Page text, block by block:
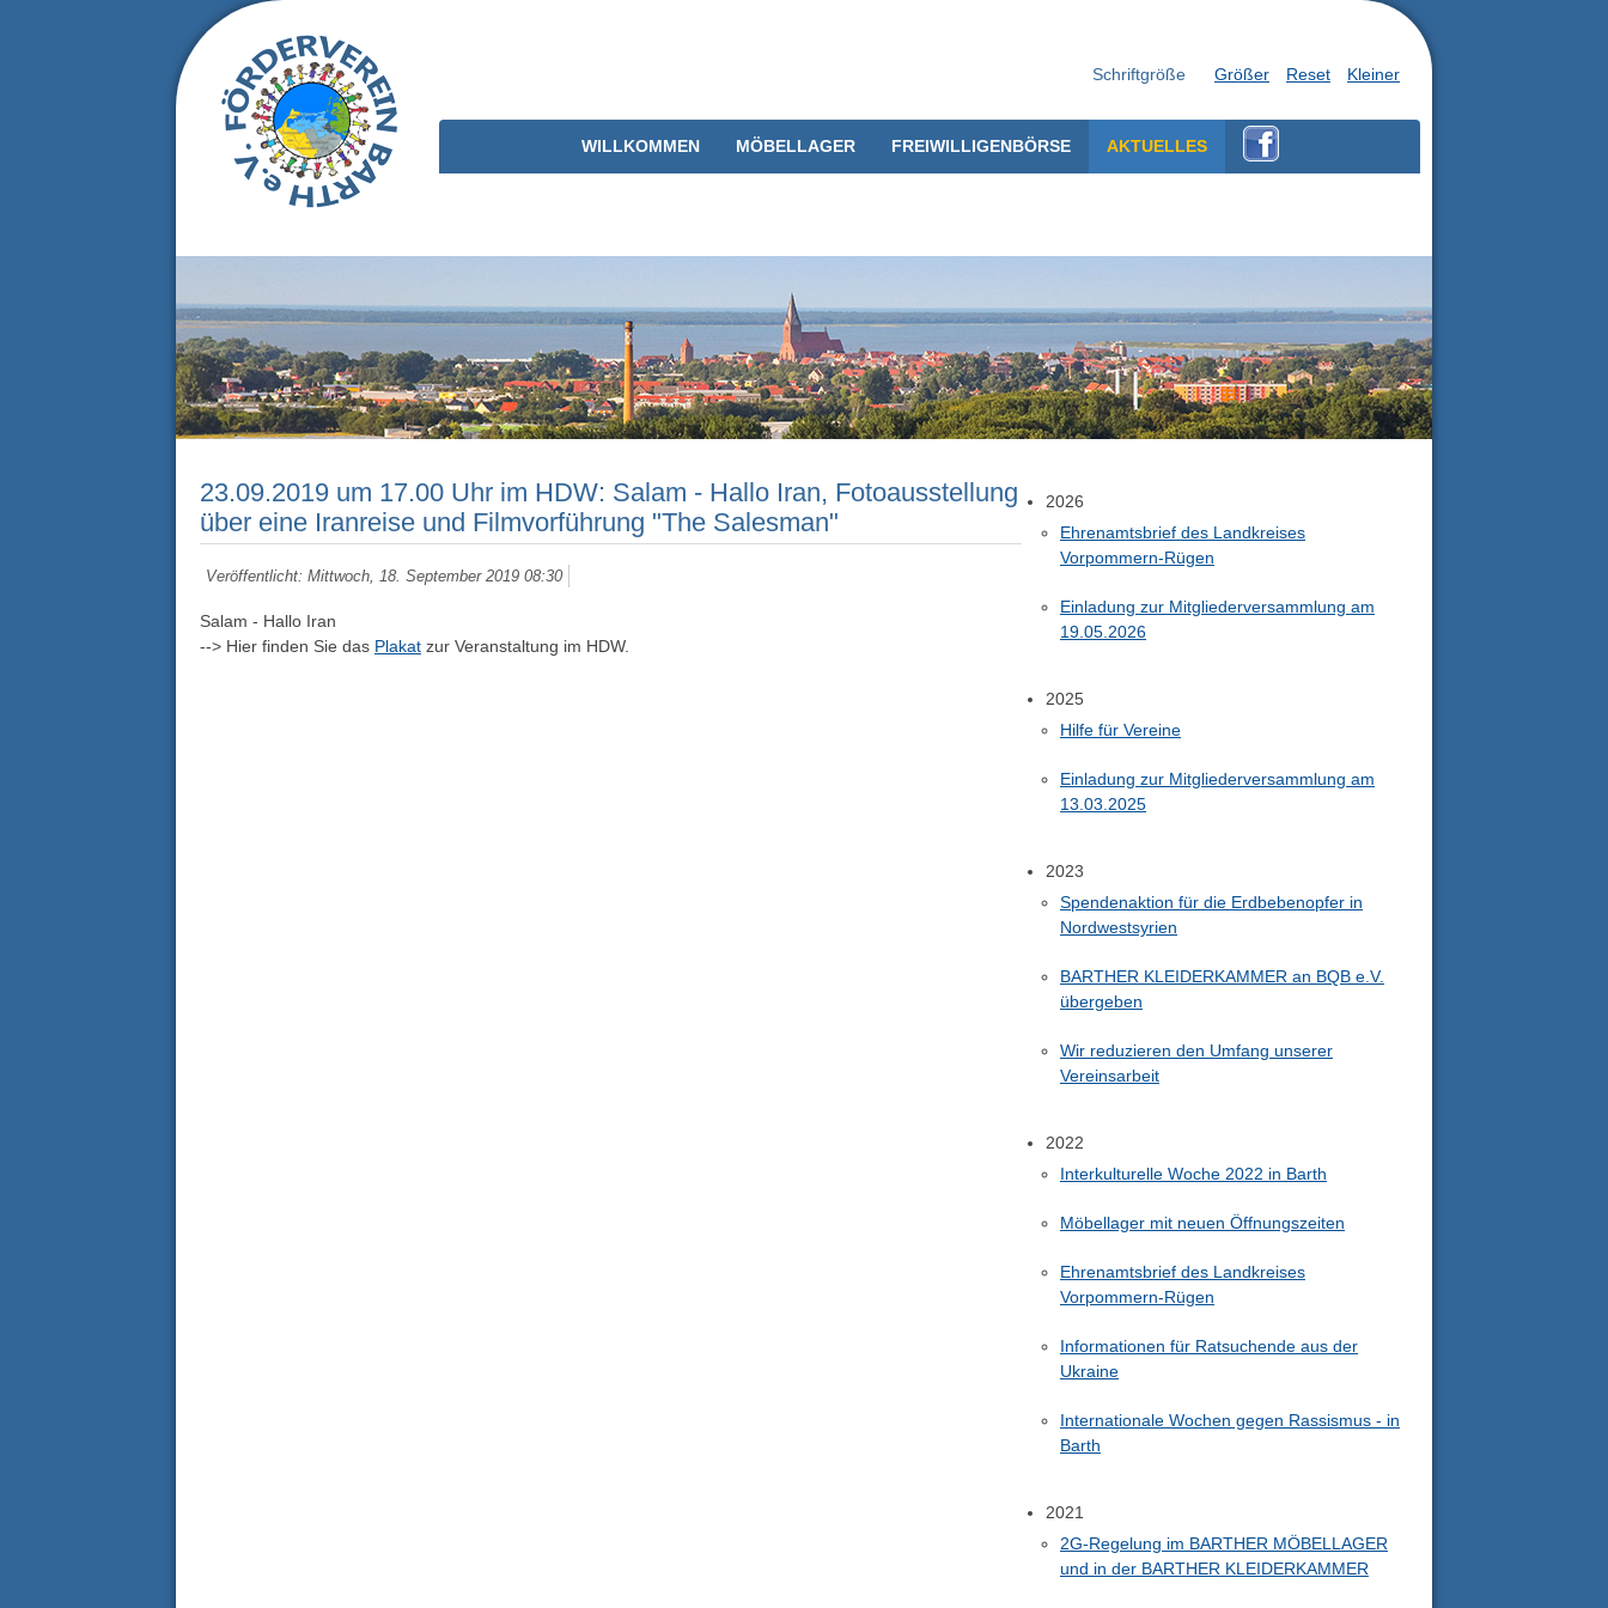
WILLKOMMEN MÖBELLAGER FREIWILLIGENBÖRSE AKTUELLES
Schriftgröße Größer Reset Kleiner
23.09.2019 um 17.00 Uhr im HDW: Salam - Hallo Iran, Fotoausstellung
über eine Iranreise und Filmvorführung "The Salesman"
Veröffentlicht: Mittwoch, 18. September 2019 08:30
Salam - Hallo Iran
--> Hier finden Sie das Plakat zur Veranstaltung im HDW.
2026
Ehrenamtsbrief des Landkreises
Vorpommern-Rügen
Einladung zur Mitgliederversammlung am
19.05.2026
2025
Hilfe für Vereine
Einladung zur Mitgliederversammlung am
13.03.2025
2023
Spendenaktion für die Erdbebenopfer in
Nordwestsyrien
BARTHER KLEIDERKAMMER an BQB e.V.
übergeben
Wir reduzieren den Umfang unserer
Vereinsarbeit
2022
Interkulturelle Woche 2022 in Barth
Möbellager mit neuen Öffnungszeiten
Ehrenamtsbrief des Landkreises
Vorpommern-Rügen
Informationen für Ratsuchende aus der
Ukraine
Internationale Wochen gegen Rassismus - in
Barth
2021
2G-Regelung im BARTHER MÖBELLAGER
und in der BARTHER KLEIDERKAMMER